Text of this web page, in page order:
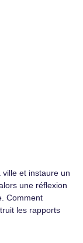
ville et instaure un
une réflexion
Comment
les rapports